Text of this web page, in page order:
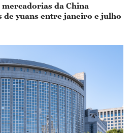
da China
yuans entre janeiro e julho